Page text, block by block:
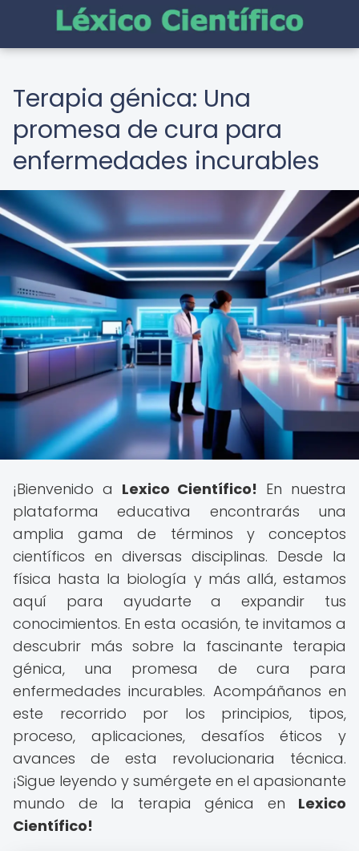
Terapia génica: Una
promesa de cura para
enfermedades incurables
¡Bienvenido a Lexico Científico! En nuestra
plataforma educativa encontrarás una
amplia gama de términos y conceptos
científicos en diversas disciplinas. Desde la
física hasta la biología y más allá, estamos
aquí para ayudarte a expandir tus
conocimientos. En esta ocasión, te invitamos a
descubrir más sobre la fascinante terapia
génica, una promesa de cura para
enfermedades incurables. Acompáñanos en
este recorrido por los principios, tipos,
proceso, aplicaciones, desafíos éticos y
avances de esta revolucionaria técnica.
¡Sigue leyendo y sumérgete en el apasionante
mundo de la terapia génica en Lexico
Científico!